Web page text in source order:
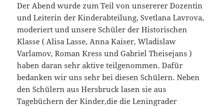
Der Abend wurde zum Teil von unsererer Dozentin
und Leiterin der Kinderabteilung, Svetlana Lavrova,
moderiert und unsere Schüler der Historischen
Klasse ( Alisa Lasse, Anna Kaiser, Wladislaw
Varlamov, Roman Kress und Gabriel Theisejans )
haben daran sehr aktive teilgenommen. Dafür
bedanken wir uns sehr bei diesen Schülern. Neben
den Schülern aus Hersbruck lasen sie aus
Tagebüchern der Kinder,die die Leningrader